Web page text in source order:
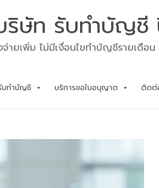
ริษัท รับทำบัญชี
ายเพิ่ม ไม่มีเงื่อนไขทำบัญชีรายเดือ
บทำบัญชี บริการขอใบอนุญาต ติดต่